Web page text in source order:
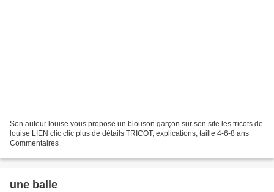
Son auteur louise vous propose un blouson garçon sur son site les tricots de
louise LIEN clic clic plus de détails TRICOT, explications, taille 4-6-8 ans
Commentaires
une balle